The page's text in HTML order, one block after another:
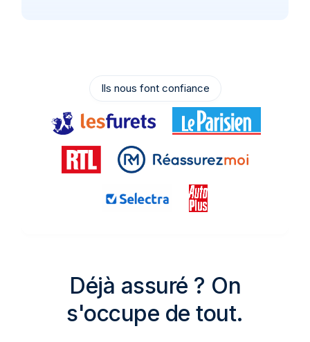
Ils nous font confiance
Déjà assuré ? On
s'occupe de tout.